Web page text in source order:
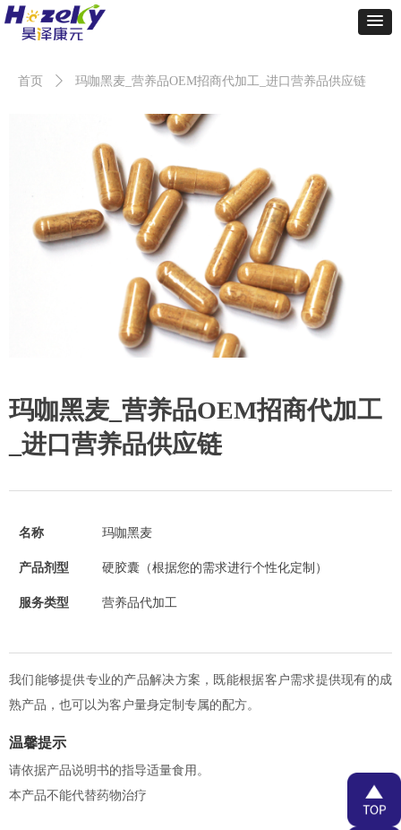
首页 ꄲ 玛咖黑麦_营养品OEM招商代加工_进口营养品供应链
玛咖黑麦_营养品OEM招商代加工
_进口营养品供应链
名称 玛咖黑麦
产品剂型 硬胶囊（根据您的需求进行个性化定制）
服务类型 营养品代加工
我们能够提供专业的产品解决方案，既能根据客户需求提供现有的成
熟产品，也可以为客户量身定制专属的配方。
温馨提示
请依据产品说明书的指导适量食用。
本产品不能代替药物治疗